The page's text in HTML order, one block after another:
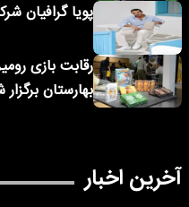
پویا گرافیان
رقابت بازی
بهارستان
آخرین اخبار